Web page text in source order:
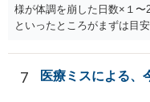
様が体調を崩した日数×１
といったところがまずは目
7 医療ミスによる、